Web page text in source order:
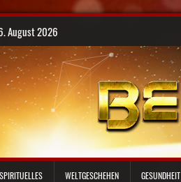
August 2026
SPIRITUELLES WELTGESCHEHEN GESUNDHEIT